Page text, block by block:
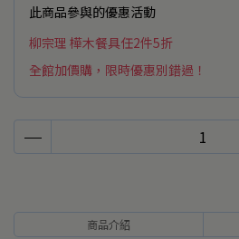
此商品參與的優惠活動
柳宗理 樺木餐具任2件5折
全館加價購，限時優惠別錯過！
商品介紹